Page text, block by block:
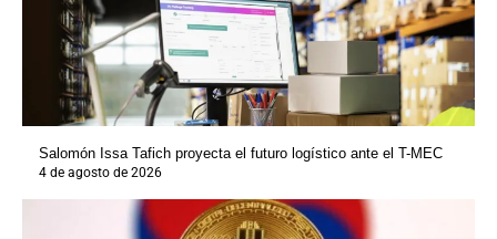
Salomón Issa Tafich proyecta el futuro logístico ante el T-MEC
4 de agosto de 2026